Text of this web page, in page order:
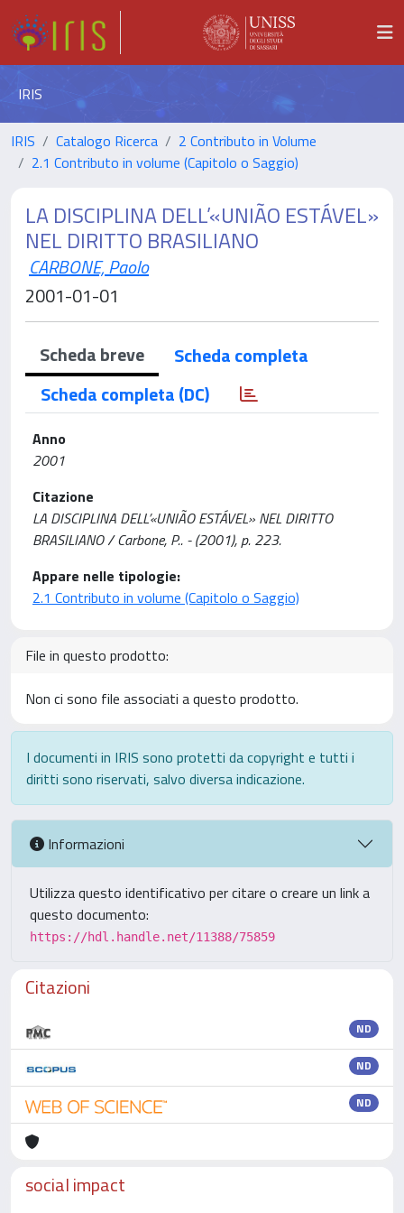
IRIS
IRIS Catalogo Ricerca
2 Contributo in Volume
2.1 Contributo in volume (Capitolo o Saggio)
LA DISCIPLINA DELL’«UNIÃO ESTÁVEL»
NEL DIRITTO BRASILIANO
CARBONE, Paolo
2001-01-01
Scheda breve
Scheda completa
Scheda completa (DC)
Anno
2001
Citazione
LA DISCIPLINA DELL’«UNIÃO ESTÁVEL» NEL DIRITTO
BRASILIANO / Carbone, P.. - (2001), p. 223.
Appare nelle tipologie:
2.1 Contributo in volume (Capitolo o Saggio)
File in questo prodotto:
Non ci sono file associati a questo prodotto.
I documenti in IRIS sono protetti da copyright e tutti i
diritti sono riservati, salvo diversa indicazione.
Informazioni
Utilizza questo identificativo per citare o creare un link a
questo documento:
https://hdl.handle.net/11388/75859
Citazioni
ND
ND
ND
social impact